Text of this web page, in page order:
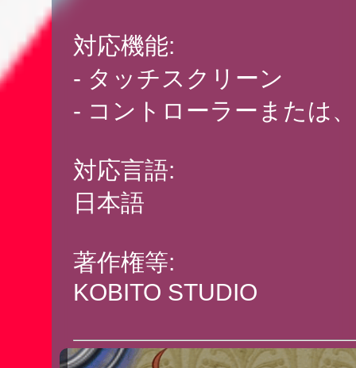
対応機能:
- タッチスクリーン
- コントローラーまたは
対応言語:
日本語
著作権等:
KOBITO STUDIO